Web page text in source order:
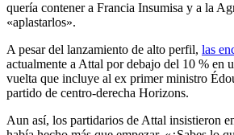
quería contener a Francia Insumisa y a la
«aplastarlos».
A pesar del lanzamiento de alto perfil, las
actualmente a Attal por debajo del 10 % en
vuelta que incluye al ex primer ministro
partido de centro-derecha Horizons.
Aun así, los partidarios de Attal insistieron